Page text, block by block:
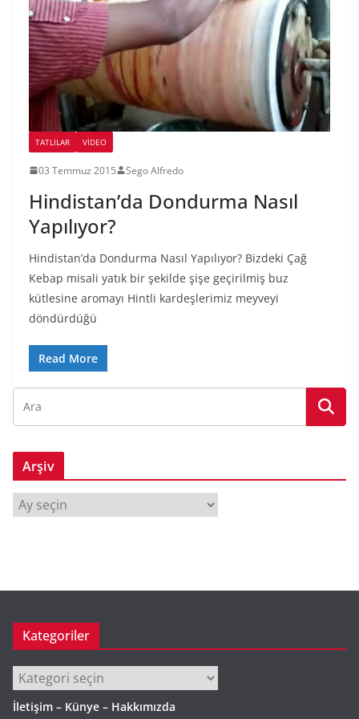
TATLILAR VIDEO
03 Temmuz 2015 Sego Alfredo
Hindistan’da Dondurma Nasıl
Yapılıyor?
Hindistan’da Dondurma Nasıl Yapılıyor? Bizdeki Çağ
Kebap misali yatık bir şekilde şişe geçirilmiş buz
kütlesine aromayı Hintli kardeşlerimiz meyveyi
döndürdüğü
Read More
Arşiv
r
Kategoriler
Kategoriler
İletişim – Künye – Hakkımızda